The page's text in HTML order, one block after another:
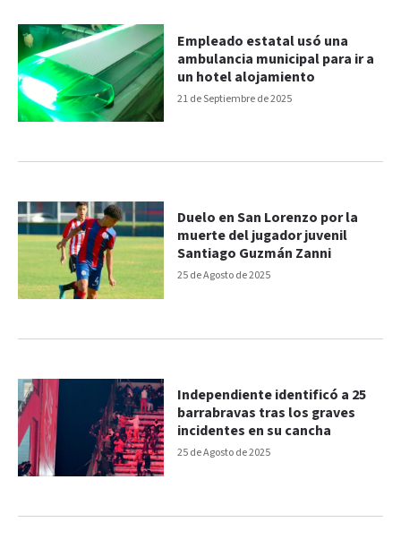
21 de Septiembre de 2025
Empleado estatal usó una
ambulancia municipal para ir a
un hotel alojamiento
25 de Agosto de 2025
Duelo en San Lorenzo por la
muerte del jugador juvenil
Santiago Guzmán Zanni
25 de Agosto de 2025
Independiente identificó a 25
barrabravas tras los graves
incidentes en su cancha